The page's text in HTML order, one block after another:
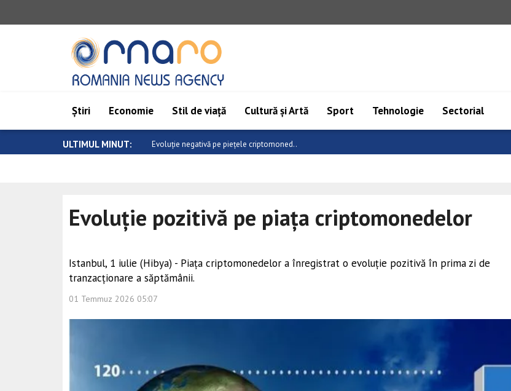
Știri Economie Stil de viață Cultură și Artă Sport Tehnologie Sectorial
ULTIMUL MINUT: Saar: Epoca de aur a relațiilor dintre C..
Evoluție pozitivă pe piața criptomonedelor
Istanbul, 1 iulie (Hibya) - Piața criptomonedelor a înregistrat o evoluție pozitivă în prima zi de
tranzacționare a săptămânii.
01 Temmuz 2026 05:07